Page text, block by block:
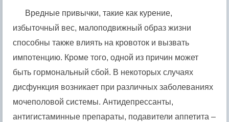
Вредные привычки, такие как курение,
избыточный вес, малоподвижный образ жизни
способны также влиять на кровоток и вызвать
импотенцию. Кроме того, одной из причин может
быть гормональный сбой. В некоторых случаях
дисфункция возникает при различных заболеваниях
мочеполовой системы. Антидепрессанты,
антигистаминные препараты, подавители аппетита –